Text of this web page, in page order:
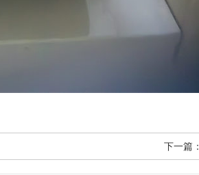
下一篇：